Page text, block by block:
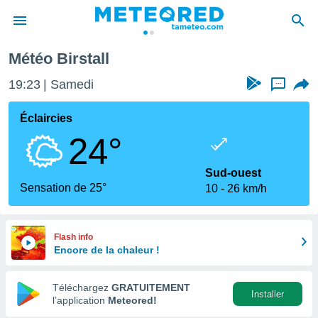
de
en
Météo Birstall
19:23 Samedi ...
Éclaircies
24°
Sensation de 25°
Sud-ouest
10
26 km/h
Flash info
Encore de la chaleur !
Téléchargez GRATUITEMENT
l’application Meteored!
Installer